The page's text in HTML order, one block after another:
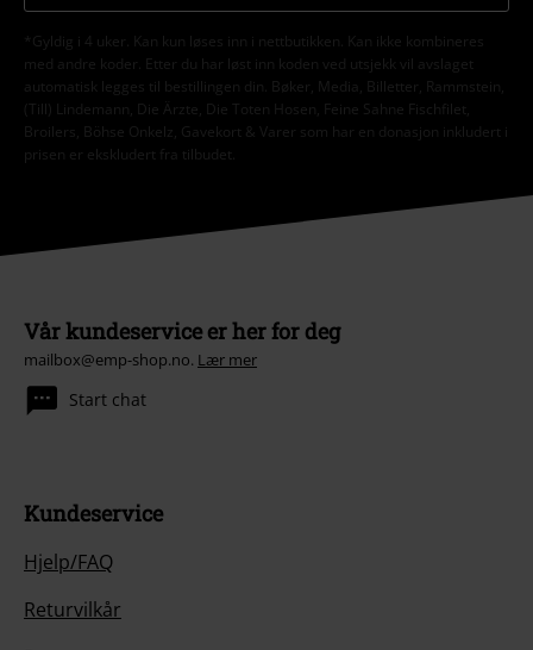
*Gyldig i 4 uker. Kan kun løses inn i nettbutikken. Kan ikke kombineres
med andre koder. Etter du har løst inn koden ved utsjekk vil avslaget
automatisk legges til bestillingen din. Bøker, Media, Billetter, Rammstein,
(Till) Lindemann, Die Ärzte, Die Toten Hosen, Feine Sahne Fischfilet,
Broilers, Böhse Onkelz, Gavekort & Varer som har en donasjon inkludert i
prisen er ekskludert fra tilbudet.
Vår kundeservice er her for deg
mailbox@emp-shop.no. Lær mer
Start chat
Kundeservice
Hjelp/FAQ
Returvilkår